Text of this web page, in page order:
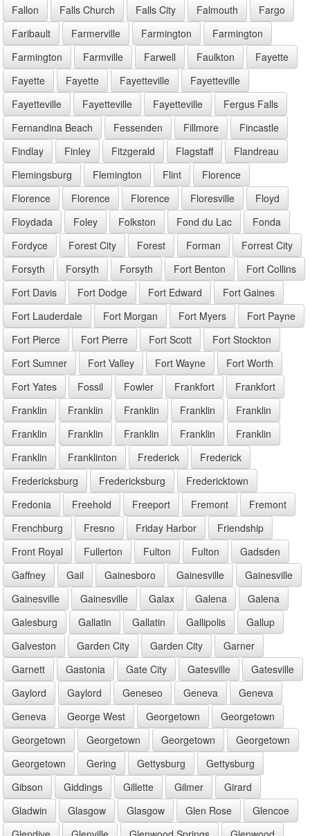
Fallon Falls Church Falls City Falmouth
Fargo
Faribault
Farmerville Farmington
Farmington
Farmington
Farmville Farwell Faulkton
Fayette
Fayette
Fayette Fayetteville
Fayetteville
Fayetteville
Fayetteville Fayetteville
Fergus Falls
Fernandina Beach
Fessenden Fillmore
Fincastle
Findlay
Finley Fitzgerald Flagstaff
Flandreau
Flemingsburg
Flemington Flint
Florence
Florence
Florence Florence Floresville
Floyd
Floydada
Foley Folkston Fond du Lac
Fonda
Fordyce
Forest City Forest Forman
Forrest City
Forsyth
Forsyth Forsyth Fort Benton
Fort Collins
Fort Davis
Fort Dodge Fort Edward
Fort Gaines
Fort Lauderdale
Fort Morgan Fort Myers
Fort Payne
Fort Pierce
Fort Pierre Fort Scott
Fort Stockton
Fort Sumner
Fort Valley Fort Wayne
Fort Worth
Fort Yates
Fossil Fowler Frankfort
Frankfort
Franklin
Franklin Franklin Franklin
Franklin
Franklin
Franklin Franklin Franklin
Franklin
Franklin
Franklinton Frederick
Frederick
Fredericksburg
Fredericksburg
Fredericktown
Fredonia
Freehold Freeport Fremont
Fremont
Frenchburg
Fresno Friday Harbor
Friendship
Front Royal
Fullerton Fulton Fulton
Gadsden
Gaffney
Gail Gainesboro Gainesville
Gainesville
Gainesville
Gainesville Galax Galena
Galena
Galesburg
Gallatin Gallatin Gallipolis
Gallup
Galveston
Garden City Garden City
Garner
Garnett
Gastonia Gate City Gatesville
Gatesville
Gaylord
Gaylord Geneseo Geneva
Geneva
Geneva
George West Georgetown
Georgetown
Georgetown
Georgetown Georgetown
Georgetown
Georgetown
Gering Gettysburg
Gettysburg
Gibson
Giddings Gillette Gilmer
Girard
Gladwin
Glasgow Glasgow Glen Rose
Glencoe